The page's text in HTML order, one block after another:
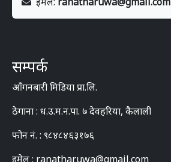
सम्पर्क
आँगनबारी मिडिया प्रा.लि.
ठेगाना : ध.उ.म.न.पा. ७ देवहरिया, कैलाली
फोन नं. : ९८४८४६३१७६
इमेल : ranatharuwa@gmail.com